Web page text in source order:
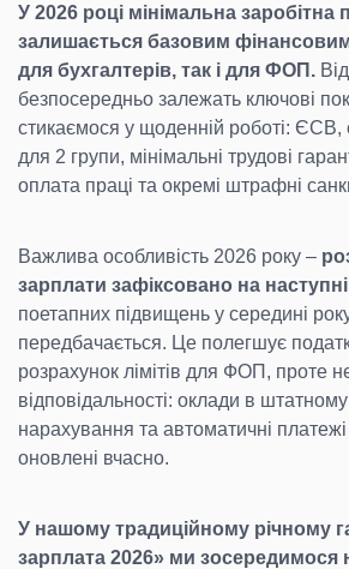
У 2026 році мінімальна заробітна
залишається базовим
для бухгалтерів, так і для ФОП.
безпосередньо залежать ключові
стикаємося у щоденній роботі: ЄСВ,
для 2 групи, мінімальні трудові
оплата праці та окремі штрафні
Важлива особливість 2026 року –
зарплати зафіксовано на наступні
поетапних підвищень у середині
передбачається. Це полегшує
розрахунок лімітів для ФОП, проте
відповідальності: оклади в штатному
нарахування та автоматичні
оновлені вчасно.
У нашому традиційному річному
зарплата 2026» ми зосередимося